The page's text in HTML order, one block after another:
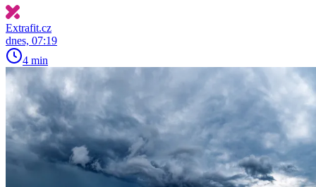
Extrafit.cz
dnes, 07:19
4 min